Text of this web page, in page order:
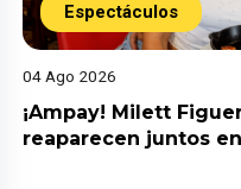
Espectáculos
04 Ago 2026
¡Ampay! Milett
reaparecen juntos